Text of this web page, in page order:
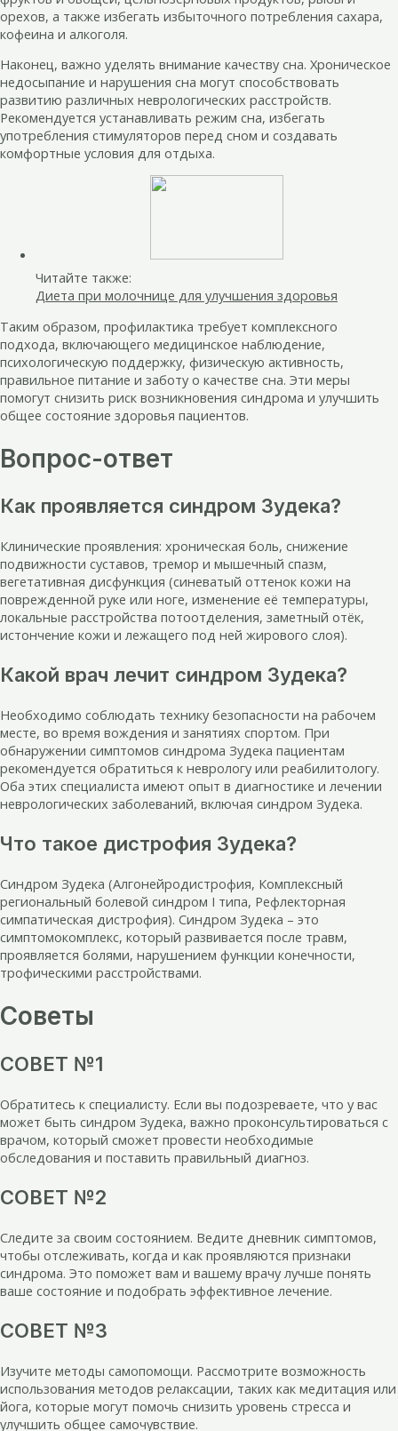
орехов, а также избегать избыточного потребления сахара,
кофеина и алкоголя.
Наконец, важно уделять внимание качеству сна. Хроническое
недосыпание и нарушения сна могут способствовать
развитию различных неврологических расстройств.
Рекомендуется устанавливать режим сна, избегать
употребления стимуляторов перед сном и создавать
комфортные условия для отдыха.
Читайте также:
Диета при молочнице для улучшения здоровья
Таким образом, профилактика требует комплексного
подхода, включающего медицинское наблюдение,
психологическую поддержку, физическую активность,
правильное питание и заботу о качестве сна. Эти меры
помогут снизить риск возникновения синдрома и улучшить
общее состояние здоровья пациентов.
Вопрос-ответ
Как проявляется синдром Зудека?
Клинические проявления: хроническая боль, снижение
подвижности суставов, тремор и мышечный спазм,
вегетативная дисфункция (синеватый оттенок кожи на
поврежденной руке или ноге, изменение её температуры,
локальные расстройства потоотделения, заметный отёк,
истончение кожи и лежащего под ней жирового слоя).
Какой врач лечит синдром Зудека?
Необходимо соблюдать технику безопасности на рабочем
месте, во время вождения и занятиях спортом. При
обнаружении симптомов синдрома Зудека пациентам
рекомендуется обратиться к неврологу или реабилитологу.
Оба этих специалиста имеют опыт в диагностике и лечении
неврологических заболеваний, включая синдром Зудека.
Что такое дистрофия Зудека?
Синдром Зудека (Алгонейродистрофия, Комплексный
региональный болевой синдром I типа, Рефлекторная
симпатическая дистрофия). Синдром Зудека – это
симптомокомплекс, который развивается после травм,
проявляется болями, нарушением функции конечности,
трофическими расстройствами.
Советы
СОВЕТ №1
Обратитесь к специалисту. Если вы подозреваете, что у вас
может быть синдром Зудека, важно проконсультироваться с
врачом, который сможет провести необходимые
обследования и поставить правильный диагноз.
СОВЕТ №2
Следите за своим состоянием. Ведите дневник симптомов,
чтобы отслеживать, когда и как проявляются признаки
синдрома. Это поможет вам и вашему врачу лучше понять
ваше состояние и подобрать эффективное лечение.
СОВЕТ №3
Изучите методы самопомощи. Рассмотрите возможность
использования методов релаксации, таких как медитация или
йога, которые могут помочь снизить уровень стресса и
улучшить общее самочувствие.